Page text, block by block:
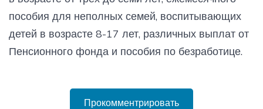
пособия для неполных семей, воспитывающих
детей в возрасте 8-17 лет, различных выплат от
Пенсионного фонда и пособия по безработице.
Прокомментрировать